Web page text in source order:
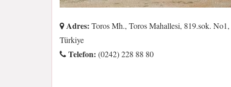
Adres: Toros Mh., Toros Mahallesi, 819.sok.
Türkiye
Telefon: (0242) 228 88 80